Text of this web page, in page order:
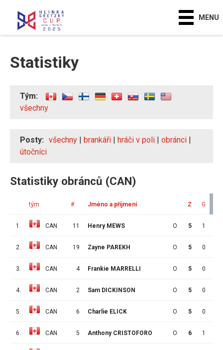
MENU
Statistiky
Tým:
všechny
Posty: všechny | brankáři | hráči v poli | obránci |
útočníci
Statistiky obránců (CAN)
tým # Jméno a příjmení Z G
1. CAN 11 Henry MEWS O 5 1
2. CAN 19 Zayne PAREKH O 5 0
3. CAN 4 Frankie MARRELLI O 5 0
4. CAN 2 Sam DICKINSON O 5 0
5. CAN 6 Charlie ELICK O 5 0
6. CAN 5 Anthony CRISTOFORO O 6 1